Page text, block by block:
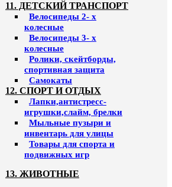
11. ДЕТСКИЙ ТРАНСПОРТ
Велосипеды 2- х
колесные
Велосипеды 3- х
колесные
Ролики, скейтборды,
спортивная защита
Самокаты
12. СПОРТ И ОТДЫХ
Лапки,антистресс-
игрушки,слайм, брелки
Мыльные пузыри и
инвентарь для улицы
Товары для спорта и
подвижных игр
13. ЖИВОТНЫЕ